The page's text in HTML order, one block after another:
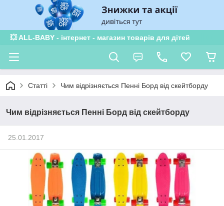
💥 ALL-BABY - інтернет - магазин товарів для дітей
Статті Чим відрізняється Пенні Борд від скейтборду
Чим відрізняється Пенні Борд від скейтборду
25.01.2017